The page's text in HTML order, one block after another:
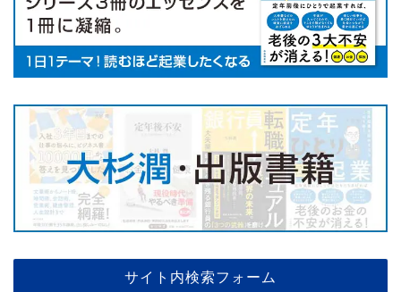
サイト内検索フォーム